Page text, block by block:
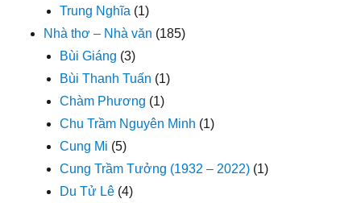
Trung Nghĩa (1)
Nhà thơ – Nhà văn (185)
Bùi Giáng (3)
Bùi Thanh Tuấn (1)
Chàm Phương (1)
Chu Trầm Nguyên Minh (1)
Cung Mi (5)
Cung Trầm Tưởng (1932 – 2022) (1)
Du Tử Lê (4)